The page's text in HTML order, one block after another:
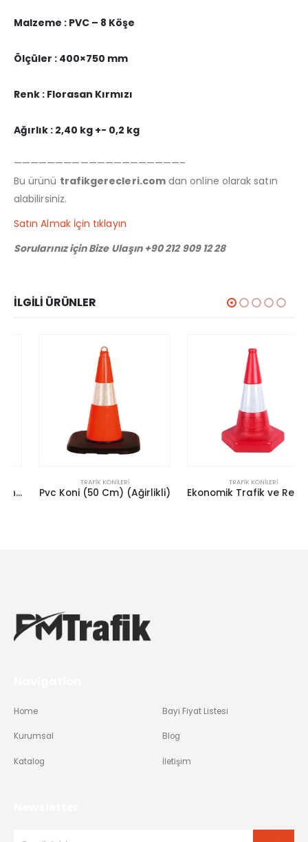
Malzeme : PVC – 8 Köşe
Ölçüler : 400×750 mm
Renk : Florasan Kırmızı
Ağırlık : 2,40 kg +- 0,2 kg
————————————————————–
Bu ürünü trafikgerecleri.comdan online olarak satın
alabilirsiniz.
Satın Almak İçin tıklayın
Sorularınız için Bize Ulaşın +90 212 909 12 28
İLGILI ÜRÜNLER
TRAFIK KONILERI
Pvc Koni (50 Cm) (Ağirlikli)
TRAFIK KONILERI
Ekonomik Trafik ve Reklam Konisi 500 mm
Home
Kurumsal
Katalog
Bayi Fiyat Listesi
Blog
İletişim